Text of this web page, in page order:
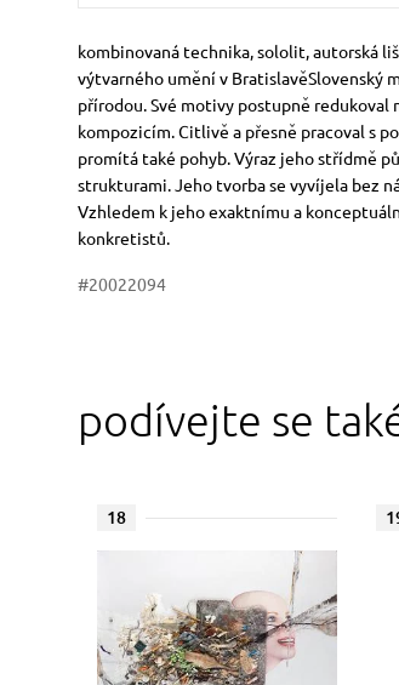
Rozměry
Stručný popis předmětu
kombinovaná technika, sololit, autorská
výtvarného umění v BratislavěSlovenský
přírodou. Své motivy postupně redukoval
kompozicím. Citlivě a přesně pracoval s
promítá také pohyb. Výraz jeho střídmě
strukturami. Jeho tvorba se vyvíjela bez
Vzhledem k jeho exaktnímu a
konkretistů.
#20022094
podívejte se
18